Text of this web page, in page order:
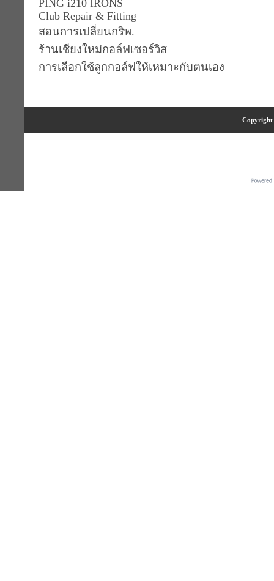
PING i210 IRONS
Club Repair & Fitting
สอนการเปลี่ยนกริพ.
ร้านเชียงใหม่กอล์ฟเซอร์วิส
การเลือกใช้ลูกกอล์ฟให้เหมาะกับตนเอง
Copyright